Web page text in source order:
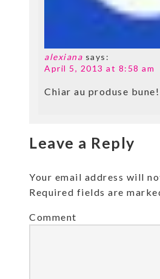
alexiana says:
April 5, 2013 at 8:58 am
Chiar au produse bune!
Leave a Reply
Your email address will
Required fields are
Comment